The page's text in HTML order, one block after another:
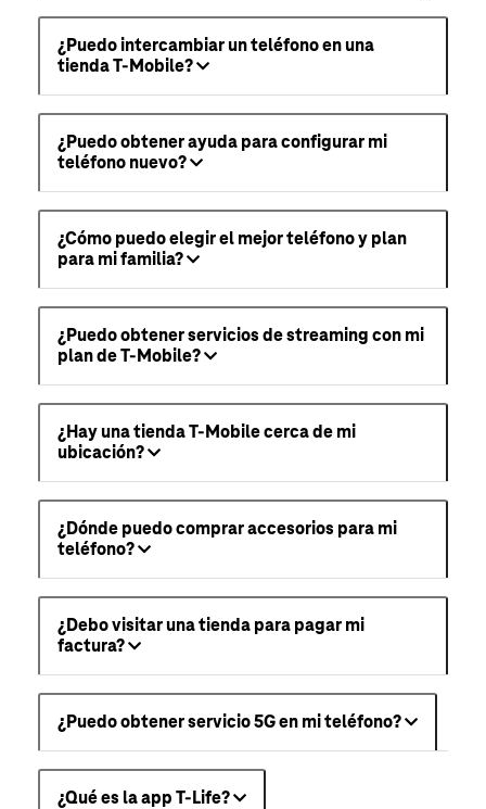
¿Puedo intercambiar un teléfono en una
tienda T-Mobile?
¿Puedo obtener ayuda para configurar mi
teléfono nuevo?
¿Cómo puedo elegir el mejor teléfono y plan
para mi familia?
¿Puedo obtener servicios de streaming con mi
plan de T-Mobile?
¿Hay una tienda T-Mobile cerca de mi
ubicación?
¿Dónde puedo comprar accesorios para mi
teléfono?
¿Debo visitar una tienda para pagar mi
factura?
¿Puedo obtener servicio 5G en mi teléfono?
¿Qué es la app T-Life?